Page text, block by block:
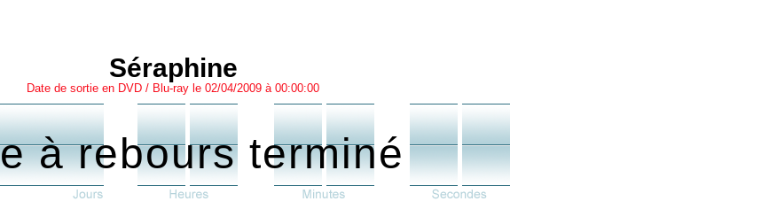
Séraphine
Date de sortie en DVD / Blu-ray le 02/04/2009 à 00:00:00
à rebours terminé